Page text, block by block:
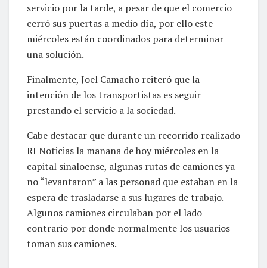
servicio por la tarde, a pesar de que el comercio
cerró sus puertas a medio día, por ello este
miércoles están coordinados para determinar
una solución.
Finalmente, Joel Camacho reiteró que la
intención de los transportistas es seguir
prestando el servicio a la sociedad.
Cabe destacar que durante un recorrido realizado
RI Noticias la mañana de hoy miércoles en la
capital sinaloense, algunas rutas de camiones ya
no “levantaron” a las personad que estaban en la
espera de trasladarse a sus lugares de trabajo.
Algunos camiones circulaban por el lado
contrario por donde normalmente los usuarios
toman sus camiones.